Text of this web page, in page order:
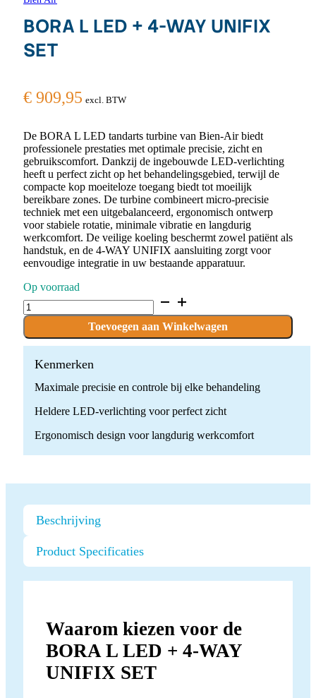
BORA L LED + 4-WAY UNIFIX
SET
€ 909,95 excl. BTW
De BORA L LED tandarts turbine van Bien-Air biedt
professionele prestaties met optimale precisie, zicht en
gebruikscomfort. Dankzij de ingebouwde LED-verlichting
heeft u perfect zicht op het behandelingsgebied, terwijl de
compacte kop moeiteloze toegang biedt tot moeilijk
bereikbare zones. De turbine combineert micro-precisie
techniek met een uitgebalanceerd, ergonomisch ontwerp
voor stabiele rotatie, minimale vibratie en langdurig
werkcomfort. De veilige koeling beschermt zowel patiënt als
handstuk, en de 4-WAY UNIFIX aansluiting zorgt voor
eenvoudige integratie in uw bestaande apparatuur.
Op voorraad
BORA
L
+
4-
WAY
SET
Toevoegen aan Winkelwagen
Kenmerken
Maximale precisie en controle bij elke behandeling
Heldere LED-verlichting voor perfect zicht
Ergonomisch design voor langdurig werkcomfort
Beschrijving
Product Specificaties
Waarom kiezen voor de
BORA L LED + 4-WAY
UNIFIX SET